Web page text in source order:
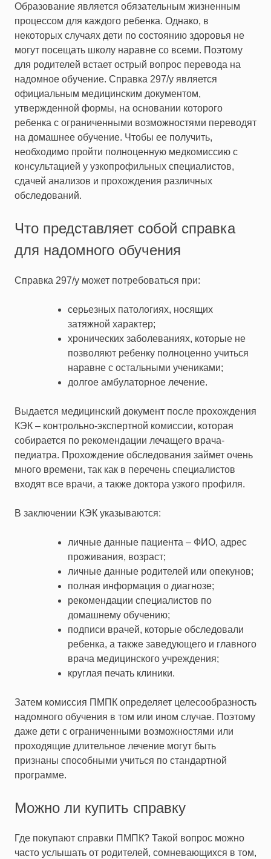
Образование является обязательным жизненным
процессом для каждого ребенка. Однако, в
некоторых случаях дети по состоянию здоровья не
могут посещать школу наравне со всеми. Поэтому
для родителей встает острый вопрос перевода на
надомное обучение. Справка 297/у является
официальным медицинским документом,
утвержденной формы, на основании которого
ребенка с ограниченными возможностями переводят
на домашнее обучение. Чтобы ее получить,
необходимо пройти полноценную медкомиссию с
консультацией у узкопрофильных специалистов,
сдачей анализов и прохождения различных
обследований.
Что представляет собой справка
для надомного обучения
Справка 297/у может потребоваться при:
серьезных патологиях, носящих
затяжной характер;
хронических заболеваниях, которые не
позволяют ребенку полноценно учиться
наравне с остальными учениками;
долгое амбулаторное лечение.
Выдается медицинский документ после прохождения
КЭК – контрольно-экспертной комиссии, которая
собирается по рекомендации лечащего врача-
педиатра. Прохождение обследования займет очень
много времени, так как в перечень специалистов
входят все врачи, а также доктора узкого профиля.
В заключении КЭК указываются:
личные данные пациента – ФИО, адрес
проживания, возраст;
личные данные родителей или опекунов;
полная информация о диагнозе;
рекомендации специалистов по
домашнему обучению;
подписи врачей, которые обследовали
ребенка, а также заведующего и главного
врача медицинского учреждения;
круглая печать клиники.
Затем комиссия ПМПК определяет целесообразность
надомного обучения в том или ином случае. Поэтому
даже дети с ограниченными возможностями или
проходящие длительное лечение могут быть
признаны способными учиться по стандартной
программе.
Можно ли купить справку
Где покупают справки ПМПК? Такой вопрос можно
часто услышать от родителей, сомневающихся в том,